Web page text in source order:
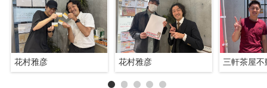
花村雅彦 花村雅彦 三軒茶屋不